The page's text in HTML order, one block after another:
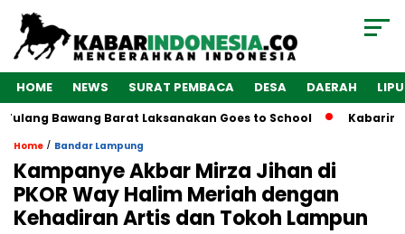
HOME NEWS SURAT PEMBACA DESA DAERAH
Bawang Barat Laksanakan Goes to School
Home / Bandar Lampung
Kampanye Akbar Mirza Jihan di
PKOR Way Halim Meriah dengan
Kehadiran Artis dan Tokoh Lampun